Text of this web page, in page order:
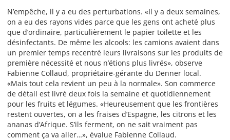
N’empêche, il y a eu des perturbations. «Il y a deux semaines,
on a eu des rayons vides parce que les gens ont acheté plus
que d’ordinaire, particulièrement le papier toilette et les
désinfectants. De même les alcools: les camions avaient dans
un premier temps recentré leurs livraisons sur les produits de
première nécessité et nous n’étions plus livrés», observe
Fabienne Collaud, propriétaire-gérante du Denner local.
«Mais tout cela revient un peu à la normale». Son commerce
de détail est livré deux fois la semaine et quotidiennement
pour les fruits et légumes. «Heureusement que les frontières
restent ouvertes, on a les fraises d’Espagne, les citrons et les
ananas d’Afrique. S’ils ferment, on ne sait vraiment pas
comment ça va aller…», évalue Fabienne Collaud.